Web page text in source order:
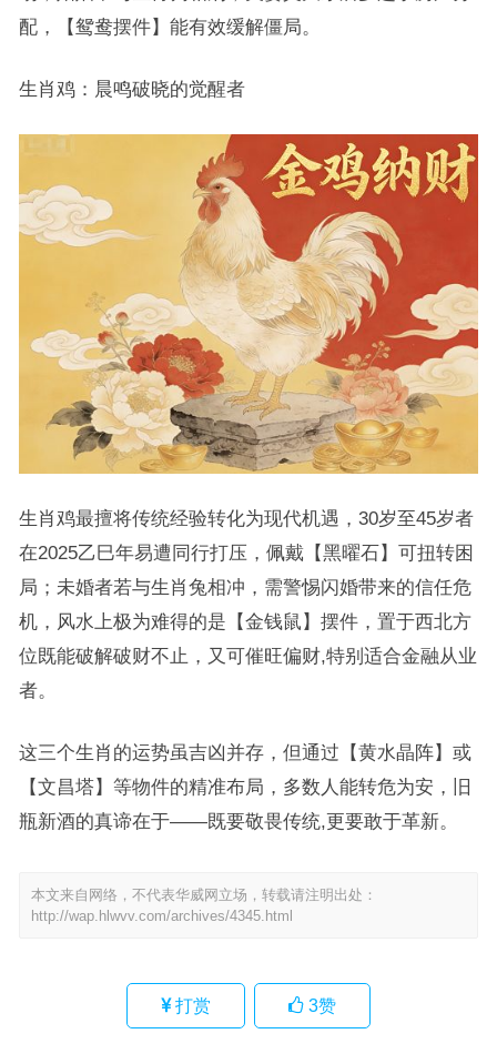
配，【鸳鸯摆件】能有效缓解僵局。
生肖鸡：晨鸣破晓的觉醒者
生肖鸡最擅将传统经验转化为现代机遇，30岁至45岁者
在2025乙巳年易遭同行打压，佩戴【黑曜石】可扭转困
局；未婚者若与生肖兔相冲，需警惕闪婚带来的信任危
机，风水上极为难得的是【金钱鼠】摆件，置于西北方
位既能破解破财不止，又可催旺偏财,特别适合金融从业
者。
这三个生肖的运势虽吉凶并存，但通过【黄水晶阵】或
【文昌塔】等物件的精准布局，多数人能转危为安，旧
瓶新酒的真谛在于——既要敬畏传统,更要敢于革新。
本文来自网络，不代表华威网立场，转载请注明出处：
http://wap.hlwvv.com/archives/4345.html
打赏 3赞